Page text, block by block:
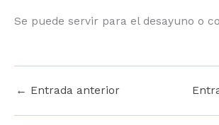
email*
Acuerdo RGPD
Política de privacidad